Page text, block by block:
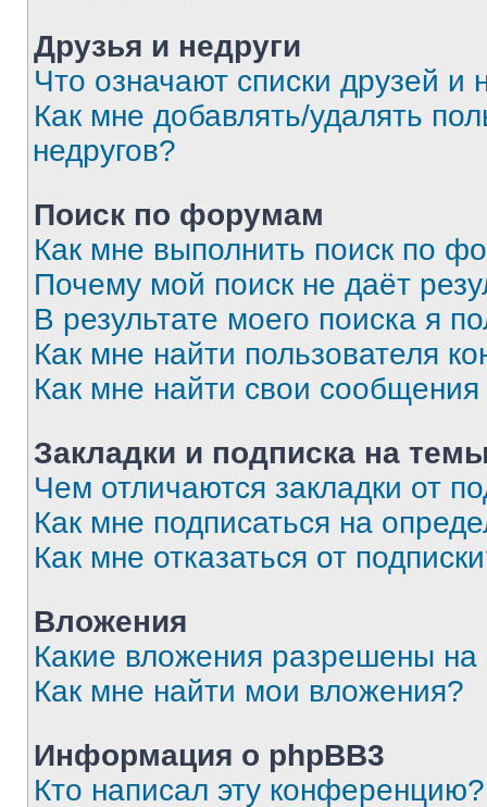
Друзья и недруги
Что означают списки друзей и
Как мне добавлять/удалять
недругов?
Поиск по форумам
Как мне выполнить поиск по
Почему мой поиск не даёт
В результате моего поиска я
Как мне найти пользователя
Как мне найти свои
Закладки и подписка на
Чем отличаются закладки от
Как мне подписаться на
Как мне отказаться от
Вложения
Какие вложения разрешены
Как мне найти мои вложения?
Информация о phpBB3
Кто написал эту конференцию?